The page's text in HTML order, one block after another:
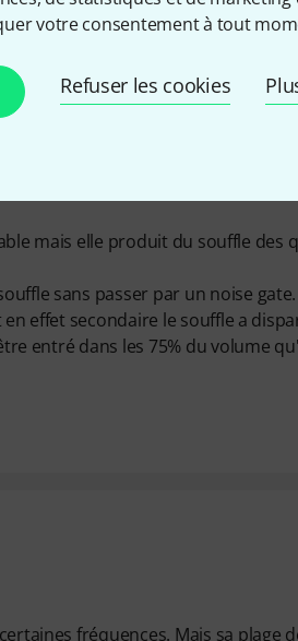
votre consentement à tout
Refuser les cookies
J'ai écouté mon son et j'ai
peu mes sons crunch en high
mais elle produit du souffle des
sans passer par un noise gate.
effet secondaire le souffle a
entré dans les 75% du volume
fréquences. Mais sa plage